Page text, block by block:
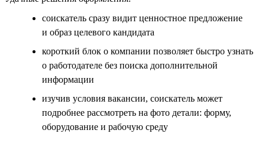
соискатель сразу видит ценностное предложение
и образ целевого кандидата
короткий блок о компании позволяет быстро узнать
о работодателе без поиска дополнительной
информации
изучив условия вакансии, соискатель может
подробнее рассмотреть на фото детали: форму,
оборудование и рабочую среду